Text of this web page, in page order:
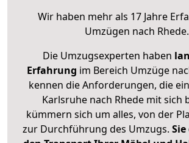
Wir haben mehr als 17 Jahre
Umzügen nach Rhede.
Die Umzugsexperten haben
Erfahrung im Bereich Umzüge
kennen die Anforderungen, die
Karlsruhe nach Rhede mit sich
kümmern sich um alles, von der
zur Durchführung des Umzugs.